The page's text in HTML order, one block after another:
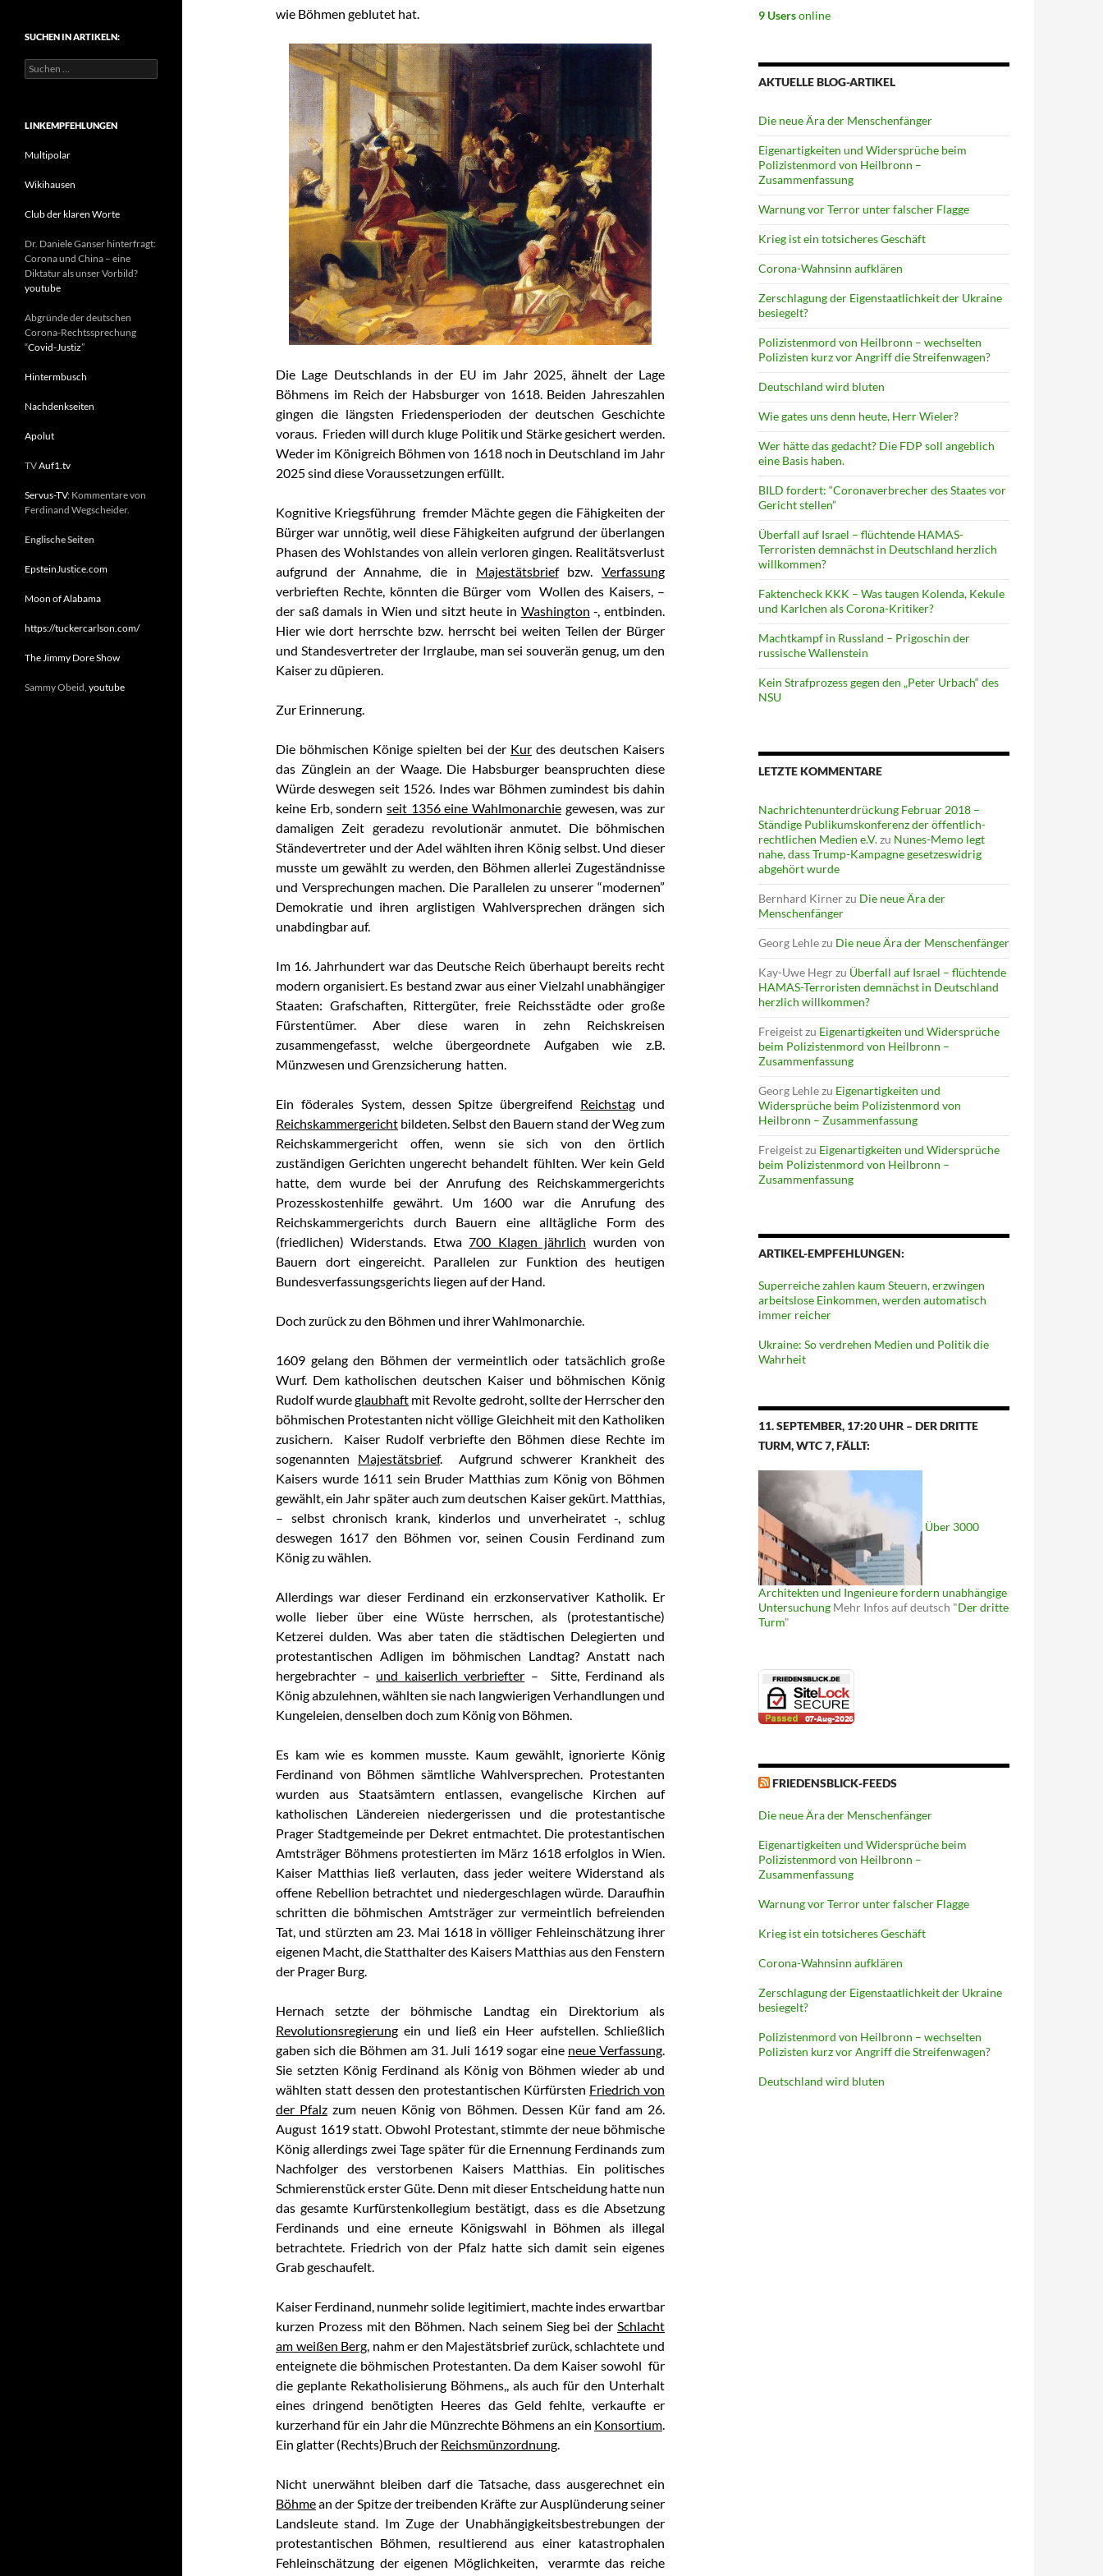
wie Böhmen geblutet hat.
Die Lage Deutschlands in der EU im Jahr 2025, ähnelt der Lage
Böhmens im Reich der Habsburger von 1618. Beiden Jahreszahlen
gingen die längsten Friedensperioden der deutschen Geschichte
voraus. Frieden will durch kluge Politik und Stärke gesichert werden.
Weder im Königreich Böhmen von 1618 noch in Deutschland im Jahr
2025 sind diese Voraussetzungen erfüllt.
Kognitive Kriegsführung fremder Mächte gegen die Fähigkeiten der
Bürger war unnötig, weil diese Fähigkeiten aufgrund der überlangen
Phasen des Wohlstandes von allein verloren gingen. Realitätsverlust
aufgrund der Annahme, die in Majestätsbriefbzw.Verfassung
verbrieften Rechte, könnten die Bürger vom Wollen des Kaisers, –
der saß damals in Wien und sitzt heute in Washington -, entbinden.
Hier wie dort herrschte bzw. herrscht bei weiten Teilen der Bürger
und Standesvertreter der Irrglaube, man sei souverän genug, um den
Kaiser zu düpieren.
Zur Erinnerung.
Die böhmischen Könige spielten bei der Kur des deutschen Kaisers
das Zünglein an der Waage. Die Habsburger beanspruchten diese
Würde deswegen seit 1526. Indes war Böhmen zumindest bis dahin
keine Erb, sondern seit 1356 eine Wahlmonarchie gewesen, was zur
damaligen Zeit geradezu revolutionär anmutet. Die böhmischen
Ständevertreter und der Adel wählten ihren König selbst. Und dieser
musste um gewählt zu werden, den Böhmen allerlei Zugeständnisse
und Versprechungen machen. Die Parallelen zu unserer “modernen”
Demokratie und ihren arglistigen Wahlversprechen drängen sich
unabdingbar auf.
Im 16. Jahrhundert war das Deutsche Reich überhaupt bereits recht
modern organisiert. Es bestand zwar aus einer Vielzahl unabhängiger
Staaten: Grafschaften, Rittergüter, freie Reichsstädte oder große
Fürstentümer. Aber diese waren in zehn Reichskreisen
zusammengefasst, welche übergeordnete Aufgaben wie z.B.
Münzwesen und Grenzsicherung hatten.
Ein föderales System, dessen Spitze übergreifend Reichstag und
Reichskammergericht bildeten. Selbst den Bauern stand der Weg zum
Reichskammergericht offen, wenn sie sich von den örtlich
zuständigen Gerichten ungerecht behandelt fühlten. Wer kein Geld
hatte, dem wurde bei der Anrufung des Reichskammergerichts
Prozesskostenhilfe gewährt. Um 1600 war die Anrufung des
Reichskammergerichts durch Bauern eine alltägliche Form des
(friedlichen) Widerstands. Etwa700 Klagen jährlich wurden von
Bauern dort eingereicht. Parallelen zur Funktion des heutigen
Bundesverfassungsgerichts liegen auf der Hand.
Doch zurück zu den Böhmen und ihrer Wahlmonarchie.
1609 gelang den Böhmen der vermeintlich oder tatsächlich große
Wurf. Dem katholischen deutschen Kaiser und böhmischen König
Rudolf wurdeglaubhaft mit Revolte gedroht, sollte der Herrscher den
böhmischen Protestanten nicht völlige Gleichheit mit den Katholiken
zusichern. Kaiser Rudolf verbriefte den Böhmen diese Rechte im
sogenannten Majestätsbrief. Aufgrund schwerer Krankheit des
Kaisers wurde 1611 sein Bruder Matthias zum König von Böhmen
gewählt, ein Jahr später auch zum deutschen Kaiser gekürt. Matthias,
– selbst chronisch krank, kinderlos und unverheiratet -, schlug
deswegen 1617 den Böhmen vor, seinen Cousin Ferdinand zum
König zu wählen.
Allerdings war dieser Ferdinand ein erzkonservativer Katholik. Er
wolle lieber über eine Wüste herrschen, als (protestantische)
Ketzerei dulden. Was aber taten die städtischen Delegierten und
protestantischen Adligen im böhmischen Landtag? Anstatt nach
hergebrachter – und kaiserlich verbriefter – Sitte, Ferdinand als
König abzulehnen, wählten sie nach langwierigen Verhandlungen und
Kungeleien, denselben doch zum König von Böhmen.
Es kam wie es kommen musste. Kaum gewählt, ignorierte König
Ferdinand von Böhmen sämtliche Wahlversprechen. Protestanten
wurden aus Staatsämtern entlassen, evangelische Kirchen auf
katholischen Ländereien niedergerissen und die protestantische
Prager Stadtgemeinde per Dekret entmachtet. Die protestantischen
Amtsträger Böhmens protestierten im März 1618 erfolglos in Wien.
Kaiser Matthias ließ verlauten, dass jeder weitere Widerstand als
offene Rebellion betrachtet und niedergeschlagen würde. Daraufhin
schritten die böhmischen Amtsträger zur vermeintlich befreienden
Tat, und stürzten am 23. Mai 1618 in völliger Fehleinschätzung ihrer
eigenen Macht, die Statthalter des Kaisers Matthias aus den Fenstern
der Prager Burg.
Hernach setzte der böhmische Landtag ein Direktorium als
Revolutionsregierung ein und ließ ein Heer aufstellen. Schließlich
gaben sich die Böhmen am 31. Juli 1619 sogar eine neue Verfassung.
Sie setzten König Ferdinand als König von Böhmen wieder ab und
wählten statt dessen den protestantischen Kürfürsten Friedrich von
der Pfalz zum neuen König von Böhmen. Dessen Kür fand am 26.
August 1619 statt. Obwohl Protestant, stimmte der neue böhmische
König allerdings zwei Tage später für die Ernennung Ferdinands zum
Nachfolger des verstorbenen Kaisers Matthias. Ein politisches
Schmierenstück erster Güte. Denn mit dieser Entscheidung hatte nun
das gesamte Kurfürstenkollegium bestätigt, dass es die Absetzung
Ferdinands und eine erneute Königswahl in Böhmen als illegal
betrachtete. Friedrich von der Pfalz hatte sich damit sein eigenes
Grab geschaufelt.
Kaiser Ferdinand, nunmehr solide legitimiert, machte indes erwartbar
kurzen Prozess mit den Böhmen. Nach seinem Sieg bei der Schlacht
am weißen Berg, nahm er den Majestätsbrief zurück, schlachtete und
enteignete die böhmischen Protestanten. Da dem Kaiser sowohl für
die geplante Rekatholisierung Böhmens,, als auch für den Unterhalt
eines dringend benötigten Heeres das Geld fehlte, verkaufte er
kurzerhand für ein Jahr die Münzrechte Böhmens an ein Konsortium.
Ein glatter (Rechts)Bruch der Reichsmünzordnung.
Nicht unerwähnt bleiben darf die Tatsache, dass ausgerechnet ein
Böhmean der Spitze der treibenden Kräfte zur Ausplünderung seiner
Landsleute stand. Im Zuge der Unabhängigkeitsbestrebungen der
protestantischen Böhmen, resultierend aus einer katastrophalen
Fehleinschätzung der eigenen Möglichkeiten, verarmte das reiche
9 Usersonline
AKTUELLE BLOG-ARTIKEL
Die neue Ära der Menschenfänger
Eigenartigkeiten und Widersprüche beim
Polizistenmord von Heilbronn –
Zusammenfassung
Warnung vor Terror unter falscher Flagge
Krieg ist ein totsicheres Geschäft
Corona-Wahnsinn aufklären
Zerschlagung der Eigenstaatlichkeit der Ukraine
besiegelt?
Polizistenmord von Heilbronn – wechselten
Polizisten kurz vor Angriff die Streifenwagen?
Deutschland wird bluten
Wie gates uns denn heute, Herr Wieler?
Wer hätte das gedacht? Die FDP soll angeblich
eine Basis haben.
BILD fordert: “Coronaverbrecher des Staates vor
Gericht stellen”
Überfall auf Israel – flüchtende HAMAS-
Terroristen demnächst in Deutschland herzlich
willkommen?
Faktencheck KKK – Was taugen Kolenda, Kekule
und Karlchen als Corona-Kritiker?
Machtkampf in Russland – Prigoschin der
russische Wallenstein
Kein Strafprozess gegen den „Peter Urbach“ des
NSU
LETZTE KOMMENTARE
Nachrichtenunterdrückung Februar 2018 –
Ständige Publikumskonferenz der öffentlich-
rechtlichen Medien e.V.zu Nunes-Memo legt
nahe, dass Trump-Kampagne gesetzeswidrig
abgehört wurde
Bernhard Kirnerzu Die neue Ära der
Menschenfänger
Georg Lehlezu Die neue Ära der Menschenfänger
Kay-Uwe Hegrzu Überfall auf Israel – flüchtende
HAMAS-Terroristen demnächst in Deutschland
herzlich willkommen?
Freigeistzu Eigenartigkeiten und Widersprüche
beim Polizistenmord von Heilbronn –
Zusammenfassung
Georg Lehlezu Eigenartigkeiten und
Widersprüche beim Polizistenmord von
Heilbronn – Zusammenfassung
Freigeistzu Eigenartigkeiten und Widersprüche
beim Polizistenmord von Heilbronn –
Zusammenfassung
ARTIKEL-EMPFEHLUNGEN:
Superreiche zahlen kaum Steuern, erzwingen
arbeitslose Einkommen, werden automatisch
immer reicher
Ukraine: So verdrehen Medien und Politik die
Wahrheit
11. SEPTEMBER, 17:20 UHR – DER DRITTE
TURM, WTC 7, FÄLLT:
Über 3000
Architekten und Ingenieure fordern unabhängige
Untersuchung Mehr Infos auf deutsch "Der dritte
Turm"
FRIEDENSBLICK-FEEDS
Die neue Ära der Menschenfänger
Eigenartigkeiten und Widersprüche beim
Polizistenmord von Heilbronn –
Zusammenfassung
Warnung vor Terror unter falscher Flagge
Krieg ist ein totsicheres Geschäft
Corona-Wahnsinn aufklären
Zerschlagung der Eigenstaatlichkeit der Ukraine
besiegelt?
Polizistenmord von Heilbronn – wechselten
Polizisten kurz vor Angriff die Streifenwagen?
Deutschland wird bluten
g
SUCHEN IN ARTIKELN:
S
u
e
n
c
:
LINKEMPFEHLUNGEN
Multipolar
Wikihausen
Club der klaren Worte
Dr. Daniele Ganser hinterfragt:
Corona und China – eine
Diktatur als unser Vorbild?
youtube
Abgründe der deutschen
Corona-Rechtssprechung
“Covid-Justiz”
Hintermbusch
Nachdenkseiten
Apolut
TVAuf1.tv
Servus-TV: Kommentare von
Ferdinand Wegscheider.
Englische Seiten
EpsteinJustice.com
Moon of Alabama
https://tuckercarlson.com/
The Jimmy Dore Show
Sammy Obeid, youtube